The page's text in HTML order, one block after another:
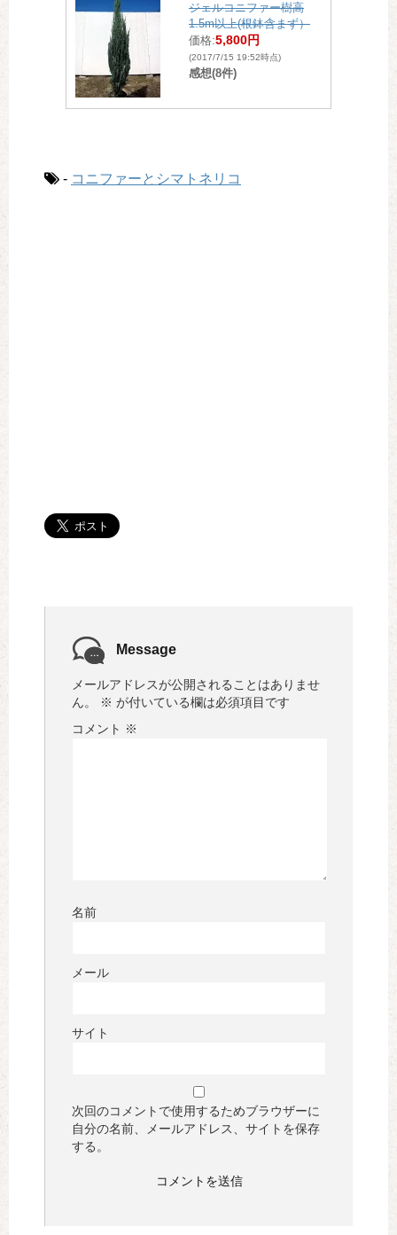
ジェルコニファー樹高
1.5m以上(根鉢含まず）
価格:5,800円
(2017/7/15 19:52時点)
感想(8件)
- コニファーとシマトネリコ
Message
メールアドレスが公開されることはありませ
ん。
※ が付いている欄は必須項目です
コメント ※
名前
メール
サイト
次回のコメントで使用するためブラウザーに
自分の名前、メールアドレス、サイトを保存
する。